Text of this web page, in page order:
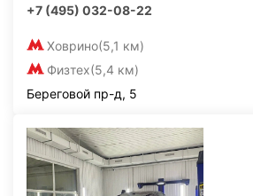
+7 (495) 032-08-22
Ховрино(5,1 км)
Физтех(5,4 км)
Береговой пр-д, 5